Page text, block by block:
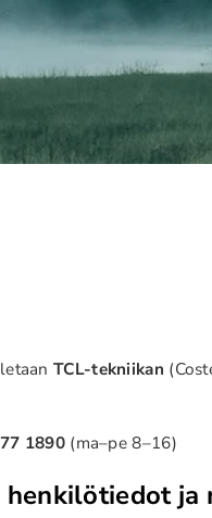
TCL-tekniikan
1890(ma–pe 8–16)
ja